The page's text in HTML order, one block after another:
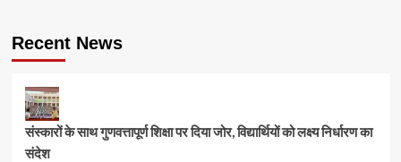
Recent News
संस्कारों के साथ गुणवत्तापूर्ण शिक्षा पर दिया जोर, विद्यार्थियों को लक्ष्य निर्धारण का
संदेश